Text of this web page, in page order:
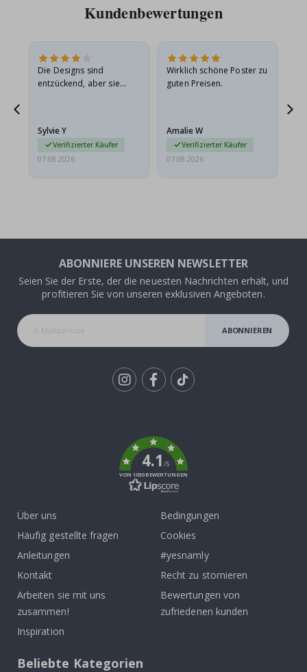
Kundenbewertungen
Die Designs sind
entzückend, aber sie
sie…
Sylvie Y
Verifizierter Käufer
07.08.2026
Wirklich schöne Poster zu
guten Preisen.
Amalie W
Verifizierter Käufer
07.08.2026
ABONNIERE UNSEREN NEWSLETTER
Seien Sie der Erste, der die neuesten Nachrichten erhält, und
profitieren Sie von unseren exklusiven Angeboten.
ABONNIEREN
4.1/5
VON 1030 BEWERTUNGEN
Über uns
Häufig gestellte fragen
Anleitungen
Kontakt
Arbeiten sie mit uns
zusammen!
Inspiration
Bedingungen
Cookies
#yesnamly
Recht zu stornieren
Bewertungen von
zufriedenen kunden
Beliebte Kategorien